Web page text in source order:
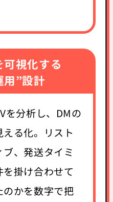
視化する
”設計
を分析し、DMの
る化。リスト
、発送タイミ
掛け合わせて
かを数字で把